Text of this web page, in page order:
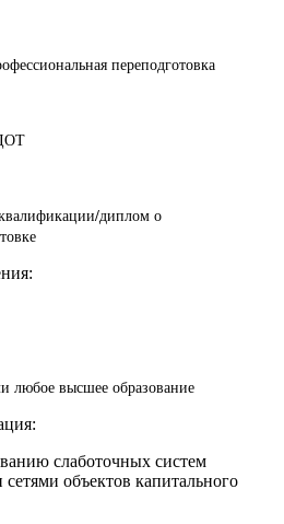
переподготовка
диплом о
любое высшее образование
слаботочных систем
объектов капитального